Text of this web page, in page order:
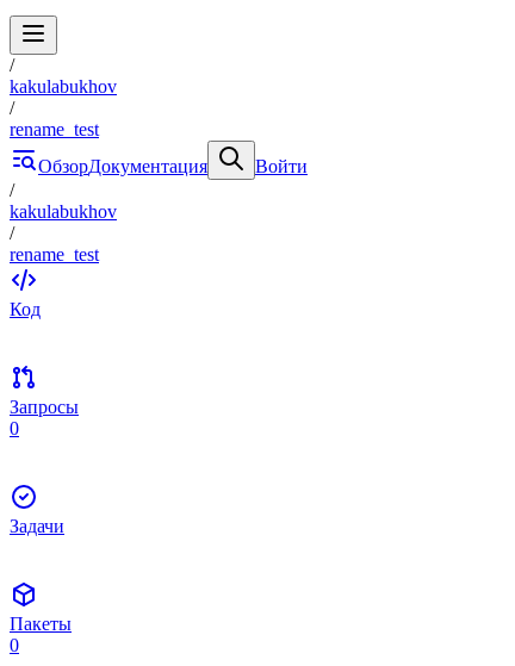
/
kakulabukhov
/
rename_test
ОбзорДокументация
Войти
/
kakulabukhov
/
rename_test
Код
Запросы
0
Задачи
Пакеты
0